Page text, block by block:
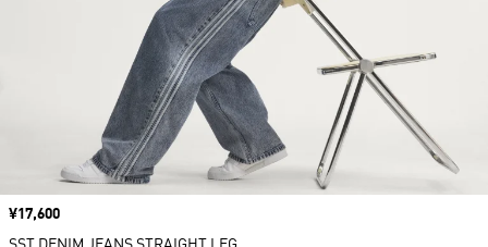
価格
¥17,600